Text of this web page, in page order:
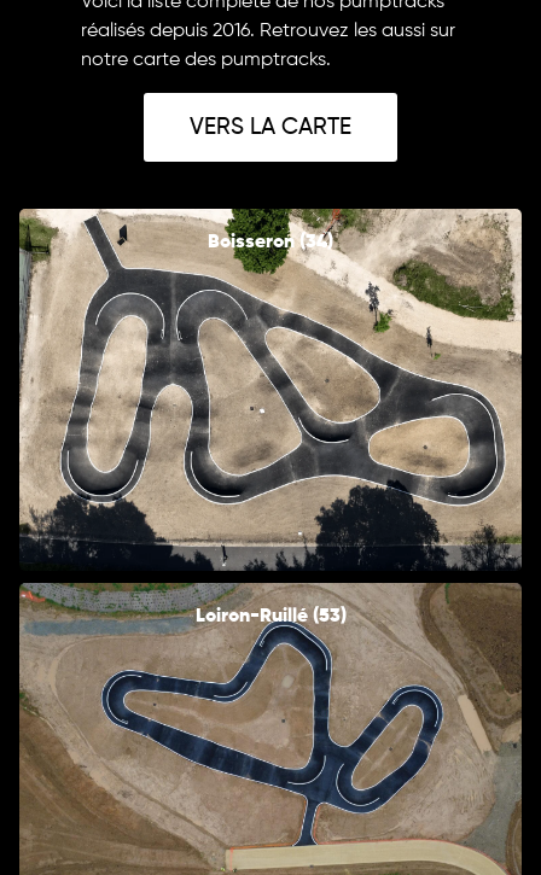
réalisés depuis 2016. Retrouvez les aussi sur
notre carte des pumptracks.
VERS LA CARTE
Boisseron (34)
Loiron-Ruillé (53)